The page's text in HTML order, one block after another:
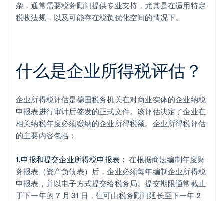
杂，通常需要税务顾问提供专业支持，尤其是在适用特定
税收法规，以及可能存在税负优化空间的情况下。
什么是企业所得税评估？
企业所得税评估是德国税务机关在对商业实体的企业纳税
申报表进行审计后签发的正式文件。该评估决定了企业在
相关纳税年度必须缴纳的企业所得税额。企业所得税评估
的主要内容包括：
1.申报和提交企业所得税申报表： 在根据商法编制年度财
务报表（资产负债表）后，企业必须每年编制企业所得税
申报表，并以电子方式提交给税务局。提交期限通常截止
于下一年的 7 月 31 日，但可由税务顾问延长至下一年 2